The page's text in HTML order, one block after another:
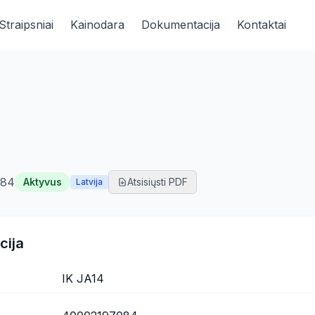
Kainodara Dokumentacija Kontaktai
Aktyvus Latvija Atsisiųsti PDF
IK JA14